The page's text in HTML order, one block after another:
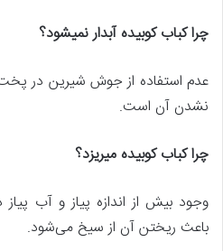
چرا کباب کوبیده آبدار نمیشود؟
عدم استفاده از جوش شیرین در
نشدن آن است.
چرا کباب کوبیده میریزد؟
وجود بیش‌ از اندازه پیاز و آب
باعث ریختن آن از سیخ می‌شود.